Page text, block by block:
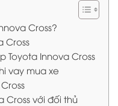
Cross?
Cross
Toyota Innova Cross
vay mua xe
Cross với đối thủ